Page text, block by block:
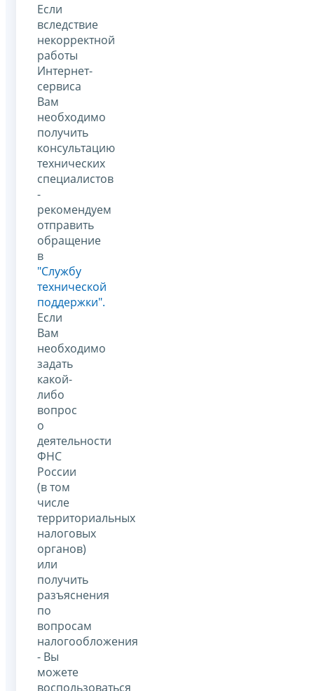
Если
вследствие
некорректной
работы
Интернет-
сервиса
Вам
необходимо
получить
консультацию
технических
специалистов
-
рекомендуем
отправить
обращение
в
"Службу
технической
поддержки".
Если
Вам
необходимо
задать
какой-
либо
вопрос
о
деятельности
ФНС
России
(в том
числе
территориальных
налоговых
органов)
или
получить
разъяснения
по
вопросам
налогообложения
- Вы
можете
воспользоваться